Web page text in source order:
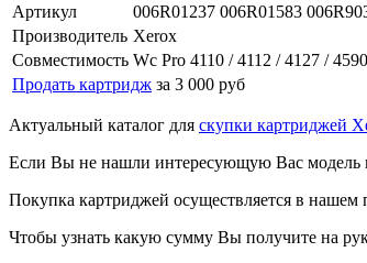
Артикул
006R01237 006R01583
Производитель Xerox
Совместимость Wc Pro 4110 / 4112 / 4127 /
Продать картридж за 3 000 руб
Актуальный каталог для скупки картриджей
Если Вы не нашли интересующую Вас модель
Покупка картриджей осуществляется в
Чтобы узнать какую сумму Вы получите на